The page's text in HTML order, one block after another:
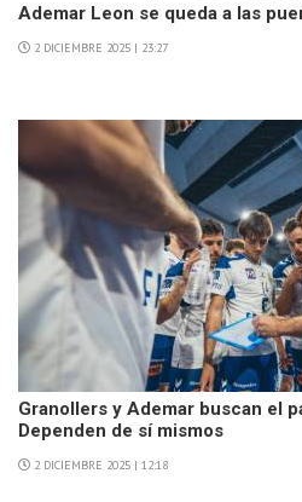
Ademar Leon se queda a las
2 DICIEMBRE 2025 | 23:27
Granollers y Ademar buscan el
Dependen de sí mismos
2 DICIEMBRE 2025 | 12:18